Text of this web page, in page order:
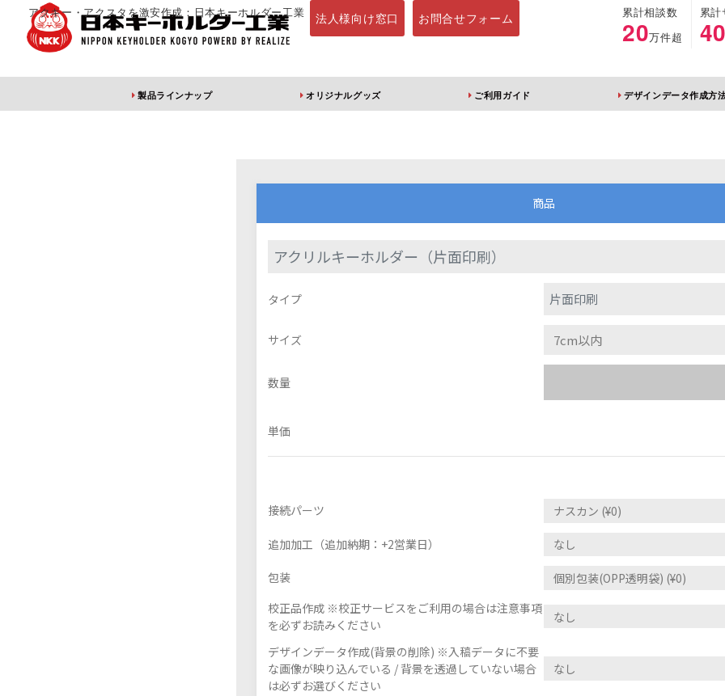
アクキー・アクスタを激安作成：日本キーホルダー工業 法人様向け窓口 お問合せフォーム 累計相談数
20万件超
累
製品ラインナップ オリジナルグッズ ご利用ガイド デザインデータ作成方
アクリルキーホルダー
アクリルスタンド 片
面印刷 無地台座
商品
アクリルキーホルダー（片面印刷）
タイプ 片面印刷
サイズ
数量
単価
接続パーツ
追加加工（追加納期：+2営業日）
包装
校正品作成 ※校正サービスをご利用の場合は注意事項
を必ずお読みください
デザインデータ作成(背景の削除) ※入稿データに不要
な画像が映り込んでいる / 背景を透過していない場合
は必ずお選びください